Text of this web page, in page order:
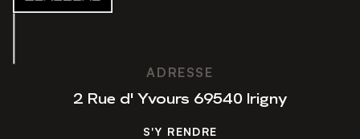
ADRESSE
2 Rue d' Yvours 69540 Irigny
S'Y RENDRE